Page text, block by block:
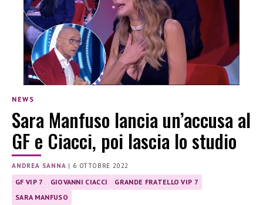
NEWS
Sara Manfuso lancia un’accusa al
GF e Ciacci, poi lascia lo studio
ANDREA SANNA | 6 OTTOBRE 2022
GF VIP 7 GIOVANNI CIACCI
GRANDE FRATELLO VIP 7
SARA MANFUSO